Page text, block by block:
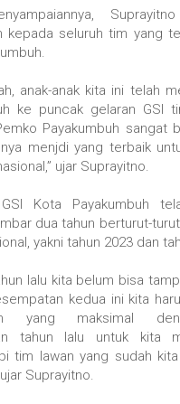
kepada seluruh tim yang
anak-anak kita ini telah
ke puncak gelaran GSI
Payakumbuh sangat
menjdi yang terbaik
ujar Suprayitno.
GSI Kota Payakumbuh
dua tahun berturut-
yakni tahun 2023 dan
lalu kita belum bisa
kedua ini kita
yang maksimal
tahun lalu untuk kita
tim lawan yang sudah
Suprayitno.